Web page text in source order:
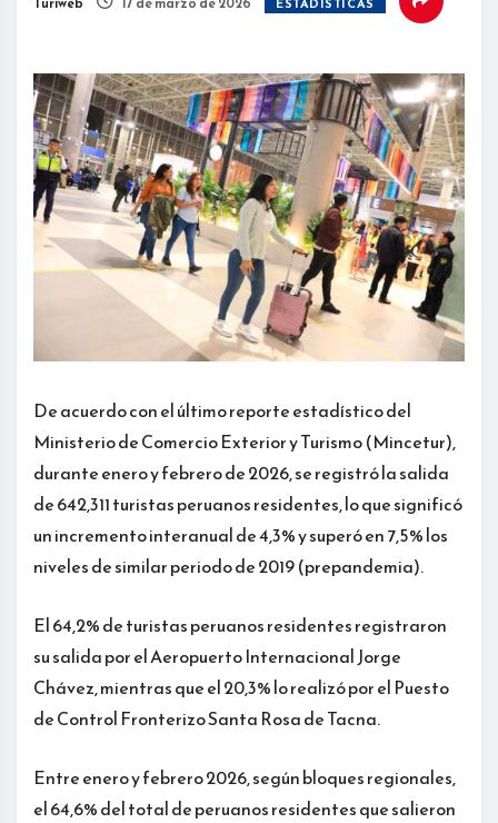
ESTADÍSTICAS
De acuerdo con el último reporte estadístico del
Ministerio de Comercio Exterior y Turismo (Mincetur),
durante enero y febrero de 2026, se registró la salida
de 642,311 turistas peruanos residentes, lo que significó
un incremento interanual de 4,3% y superó en 7,5% los
niveles de similar periodo de 2019 (prepandemia).
El 64,2% de turistas peruanos residentes registraron
su salida por el Aeropuerto Internacional Jorge
Chávez, mientras que el 20,3% lo realizó por el Puesto
de Control Fronterizo Santa Rosa de Tacna.
Entre enero y febrero 2026, según bloques regionales,
el 64,6% del total de peruanos residentes que salieron